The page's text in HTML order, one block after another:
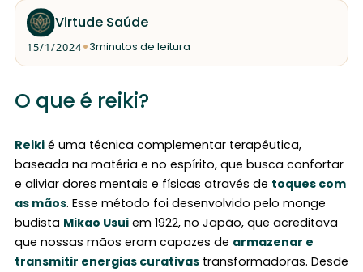
Virtude Saúde
15/1/2024•3minutos de leitura
O que é reiki?
Reikié uma técnica complementar terapêutica,
baseada na matéria e no espírito, que busca confortar
e aliviar dores mentais e físicas através de toques com
as mãos. Esse método foi desenvolvido pelo monge
budista Mikao Usuiem 1922, no Japão, que acreditava
que nossas mãos eram capazes de armazenar e
transmitir energias curativastransformadoras. Desde